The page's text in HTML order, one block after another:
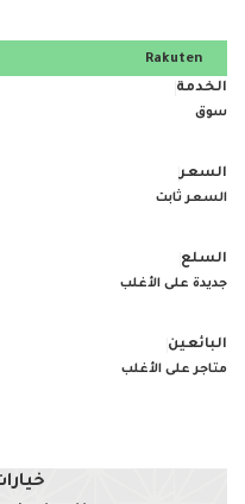
Rakuten
سوق
السعر ثابت
جديدة على الأغلب
متاجر على الأغلب